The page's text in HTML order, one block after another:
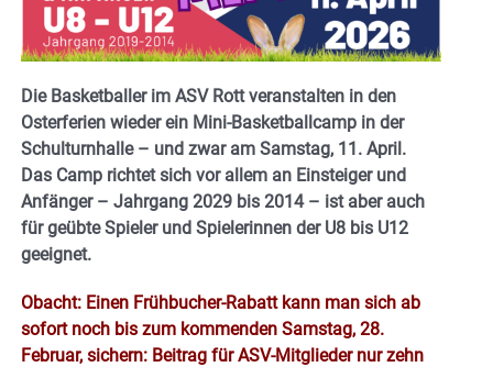
Die Basketballer im ASV Rott veranstalten in den
Osterferien wieder ein Mini-Basketballcamp in der
Schulturnhalle – und zwar am Samstag, 11. April.
Das Camp richtet sich vor allem an Einsteiger und
Anfänger – Jahrgang 2029 bis 2014 – ist aber auch
für geübte Spieler und Spielerinnen der U8 bis U12
geeignet.
Obacht: Einen Frühbucher-Rabatt kann man sich ab
sofort noch bis zum kommenden Samstag, 28.
Februar, sichern: Beitrag für ASV-Mitglieder nur zehn